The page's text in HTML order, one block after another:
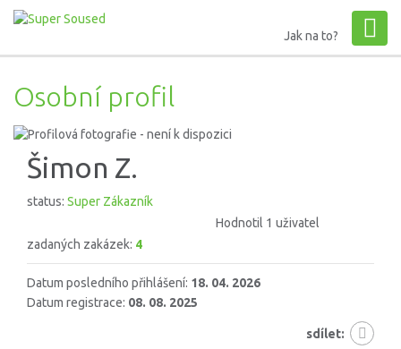
Jak na to?
Osobní profil
Šimon Z.
status: Super Zákazník
Hodnotil 1 uživatel
zadaných zakázek: 4
Datum posledního přihlášení: 18. 04. 2026
Datum registrace: 08. 08. 2025
sdílet: